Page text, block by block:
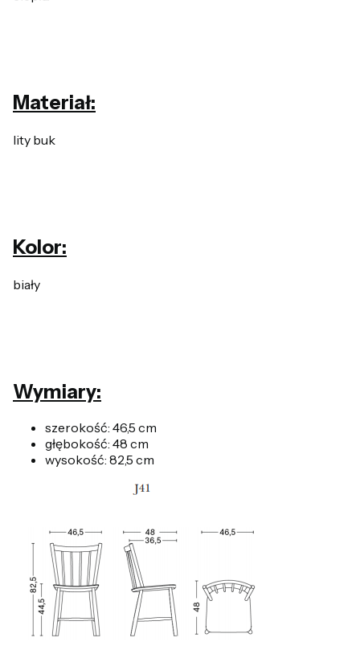
Materiał:
lity buk
Kolor:
biały
Wymiary:
szerokość: 46,5 cm
głębokość: 48 cm
wysokość: 82,5 cm